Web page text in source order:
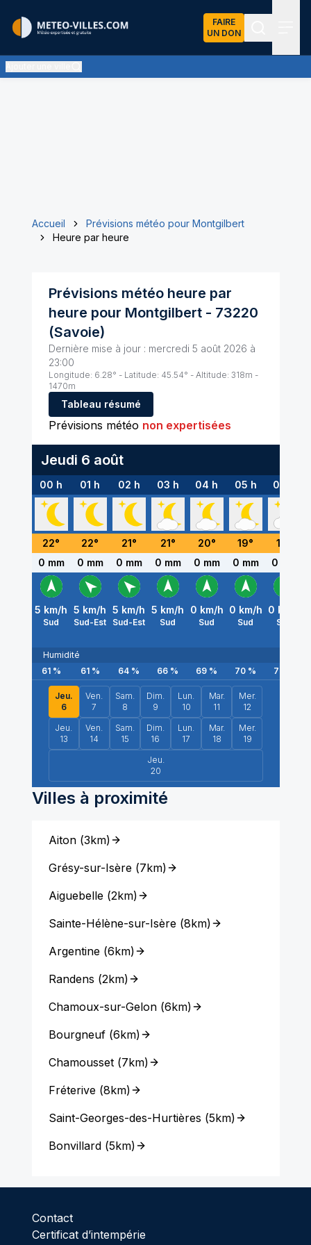
FAIRE
UN DON
Accueil
Prévisions météo pour Montgilbert
Heure par heure
Prévisions météo heure par
heure pour Montgilbert- 73220
(Savoie)
Dernière mise à jour : mercredi 5 août 2026 à
23:00
Longitude: 6.28° - Latitude: 45.54° - Altitude: 318m -
1470m
Tableau résumé
Prévisions météo non expertisées
Jeudi 6 août
00 h 01 h 02 h 03 h 04 h 05 h 06 h
22° 22° 21° 21° 20° 19° 19
0 mm
0 mm 0 mm 0 mm 0 mm 0 mm 0 mm
5 km/h
Sud
5 km/h
Sud-Est
5 km/h
Sud-Est
5 km/h
Sud
0 km/h
Sud
0 km/h
Sud
0 km/h
Sud
Humidité
61% 61% 64 % 66 % 69 % 70 % 72
Jeu.
6
Ven.
7
Sam.
8
Dim.
9
Lun.
10
Mar.
11
Mer.
12
Jeu.
13
Ven.
14
Sam.
15
Dim.
16
Lun.
17
Mar.
18
Mer.
19
Jeu.
20
Villes à proximité
Aiton(3km)
Grésy-sur-Isère(7km)
Aiguebelle(2km)
Sainte-Hélène-sur-Isère(8km)
Argentine(6km)
Randens (2km)
Chamoux-sur-Gelon(6km)
Bourgneuf(6km)
Chamousset(7km)
Fréterive(8km)
Saint-Georges-des-Hurtières (5km)
Bonvillard(5km)
Contact
Certificat d’intempérie